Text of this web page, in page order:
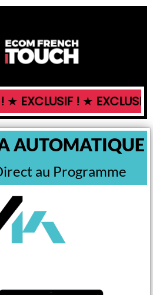
★ EXCLUSIF ! ★
AUTOMATIQUE
au Programme